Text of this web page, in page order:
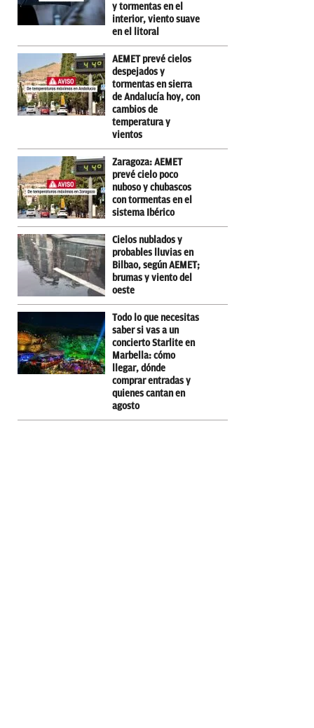
y tormentas en el
interior, viento suave
en el litoral
AEMET prevé cielos
despejados y
tormentas en sierra
de Andalucía hoy, con
cambios de
temperatura y
vientos
Zaragoza: AEMET
prevé cielo poco
nuboso y chubascos
con tormentas en el
sistema Ibérico
Cielos nublados y
probables lluvias en
Bilbao, según AEMET;
brumas y viento del
oeste
Todo lo que necesitas
saber si vas a un
concierto Starlite en
Marbella: cómo
llegar, dónde
comprar entradas y
quienes cantan en
agosto